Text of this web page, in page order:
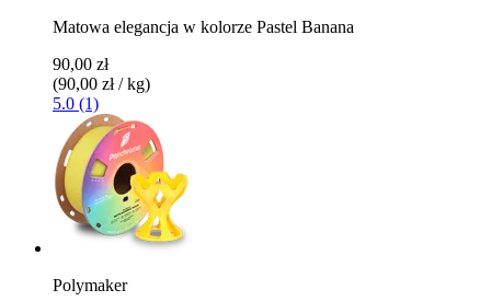
Matowa elegancja w kolorze Pastel Banana
90,00 zł
(90,00 zł / kg)
5.0 (1)
Polymaker